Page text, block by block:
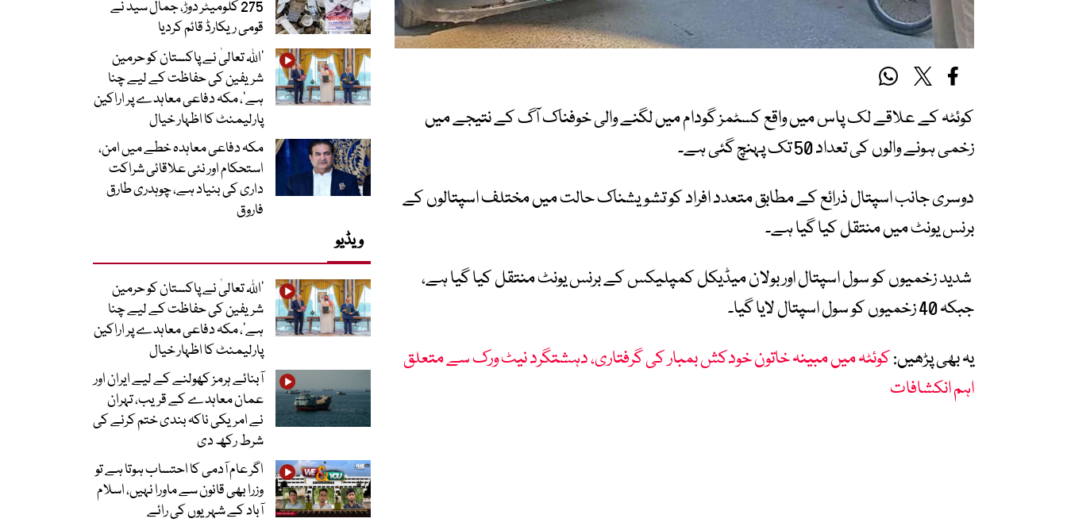
کوئٹہ کے علاقے لک پاس میں واقع کسٹمز گودام میں لگنے والی خوفناک آگ کے نتیجے میں
زخمی ہونے والوں کی تعداد 50 تک پہنچ گئی ہے۔
دوسری جانب اسپتال ذرائع کے مطابق متعدد افراد کو تشویشناک حالت میں مختلف اسپتالوں کے
برنس یونٹ میں منتقل کیا گیا ہے۔
شدید زخمیوں کو سول اسپتال اور بولان میڈیکل کمپلیکس کے برنس یونٹ منتقل کیا گیا ہے،
جبکہ 40 زخمیوں کو سول اسپتال لایا گیا۔
یہ بھی پڑھیں:کوئٹہ میں مبینہ خاتون خودکش بمبار کی گرفتاری، دہشتگرد نیٹ ورک سے متعلق
اہم انکشافات
275 کلومیٹر دوڑ، جمال سید نے
قومی ریکارڈ قائم کردیا
’اللہ تعالیٰ نے پاکستان کو حرمین
شریفین کی حفاظت کے لیے چنا
ہے‘، مکہ دفاعی معاہدے پر اراکین
پارلیمنٹ کا اظہار خیال
مکہ دفاعی معاہدہ خطے میں امن،
استحکام اور نئی علاقائی شراکت
داری کی بنیاد ہے، چوہدری طارق
فاروق
ویڈیو
’اللہ تعالیٰ نے پاکستان کو حرمین
شریفین کی حفاظت کے لیے چنا
ہے‘، مکہ دفاعی معاہدے پر اراکین
پارلیمنٹ کا اظہار خیال
آبنائے ہرمز کھولنے کے لیے ایران اور
عمان معاہدے کے قریب، تہران
نے امریکی ناکہ بندی ختم کرنے کی
شرط رکھ دی
اگر عام آدمی کا احتساب ہوتا ہے تو
وزرا بھی قانون سے ماورا نہیں، اسلام
آباد کے شہریوں کی رائے